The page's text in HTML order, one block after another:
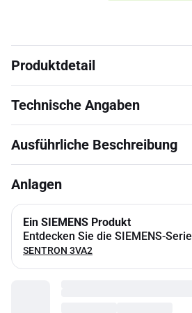
Produktdetail
Technische Angaben
Ausführliche Beschreibung
Anlagen
Ein SIEMENS Produkt
Entdecken Sie die SIEMENS-Serie
SENTRON 3VA2